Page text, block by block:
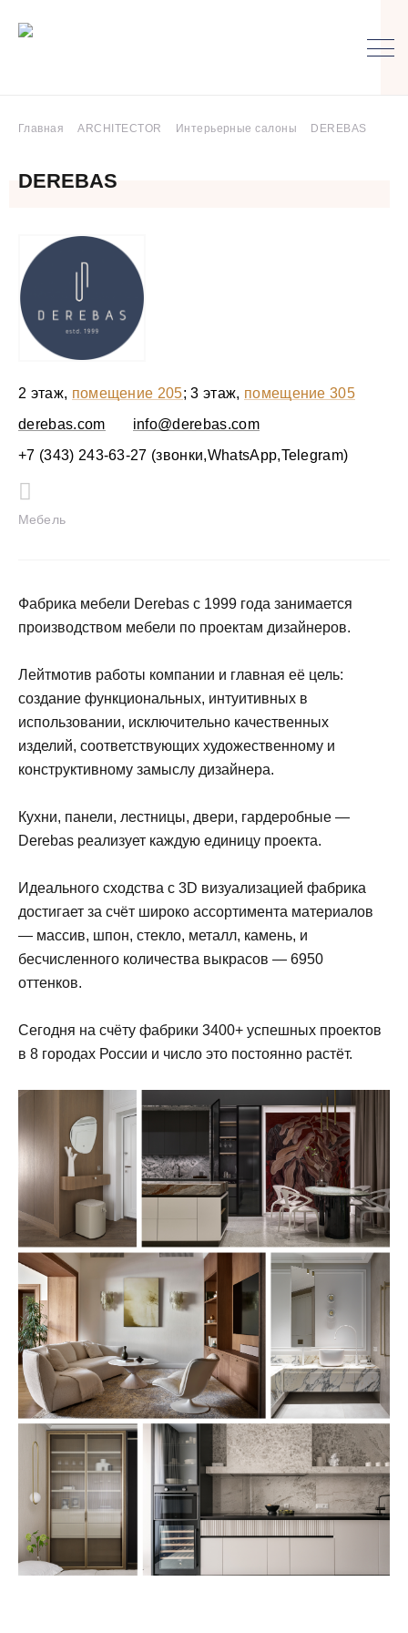
Главная ARCHITECTOR Интерьерные салоны DEREBAS
DEREBAS
2 этаж, помещение 205;3 этаж, помещение 305
derebas.com
info@derebas.com
+7 (343) 243-63-27 (звонки,WhatsApp,Telegram)
Мебель
Фабрика мебели Derebas с 1999 года занимается
производством мебели по проектам дизайнеров.
Лейтмотив работы компании и главная её цель:
создание функциональных, интуитивных в
использовании, исключительно качественных
изделий, соответствующих художественному и
конструктивному замыслу дизайнера.
Кухни, панели, лестницы, двери, гардеробные —
Derebas реализует каждую единицу проекта.
Идеального сходства с 3D визуализацией фабрика
достигает за счёт широко ассортимента материалов
— массив, шпон, стекло, металл, камень, и
бесчисленного количества выкрасов — 6950
оттенков.
Сегодня на счёту фабрики 3400+ успешных проектов
в 8 городах России и число это постоянно растёт.